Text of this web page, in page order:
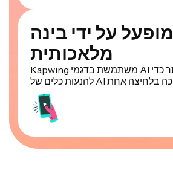
מופעל על ידי בינה
מלאכותית
Kapwing משתמשת בדגמי AI מתקדמים ביותר כדי